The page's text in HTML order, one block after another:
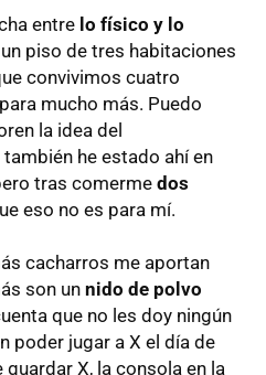
entre lo físico y lo
piso de tres habitaciones
convivimos cuatro
mucho más. Puedo
la idea del
he estado ahí en
tras comerme dos
eso no es para mí.
cacharros me aportan
son un nido de polvo
que no les doy ningún
poder jugar a X el día de
X, la consola en la